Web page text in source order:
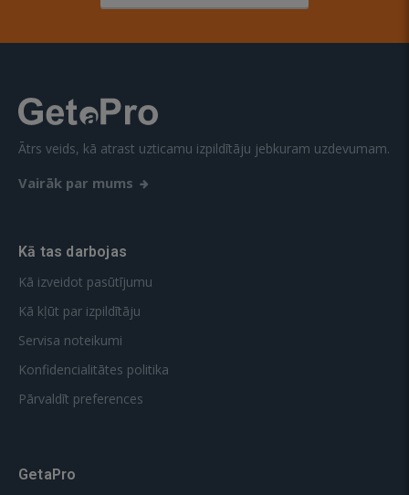
Ātrs veids, kā atrast uzticamu izpildītāju jebkuram uzdevumam.
Vairāk par mums
Kā tas darbojas
Kā izveidot pasūtījumu
Kā kļūt par izpildītāju
Servisa noteikumi
Konfidencialitātes politika
Pārvaldīt preferences
GetaPro